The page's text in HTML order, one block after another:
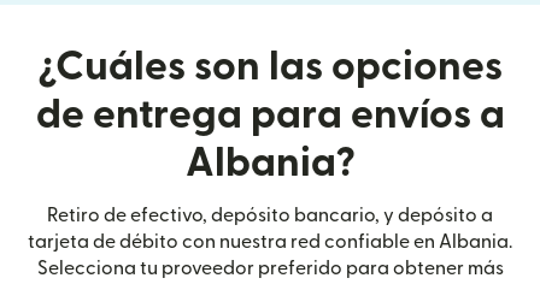
¿Cuáles son las opciones
de entrega para envíos a
Albania?
Retiro de efectivo, depósito bancario, y depósito a
tarjeta de débito con nuestra red confiable en Albania.
Selecciona tu proveedor preferido para obtener más